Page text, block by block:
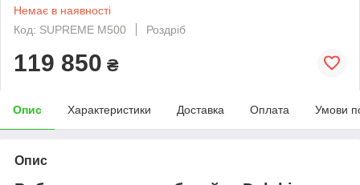
Немає в наявності
Код: SUPREME M500
Роздріб
119 850 ₴
Опис Характеристики Доставка Оплата Умови
Опис